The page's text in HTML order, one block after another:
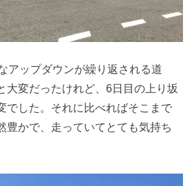
アップダウンが繰り返される道
大変だったけれど、6日目の上り坂
でした。それに比べればそこまで
豊かで、走っていてとても気持ち